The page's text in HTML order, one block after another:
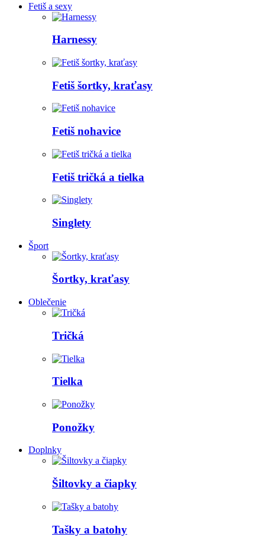
Fetiš a sexy
Harnessy
Fetiš šortky, kraťasy
Fetiš nohavice
Fetiš tričká a tielka
Singlety
Šport
Šortky, kraťasy
Oblečenie
Tričká
Tielka
Ponožky
Doplnky
Šiltovky a čiapky
Tašky a batohy